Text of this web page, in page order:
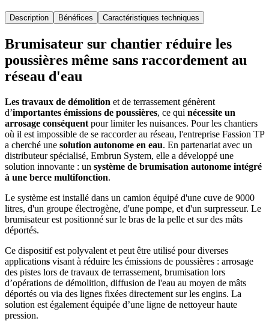
Description Bénéfices Caractéristiques techniques
Brumisateur sur chantier réduire les
poussières même sans raccordement au
réseau d'eau
Les travaux de démolition et de terrassement génèrent
d’importantes émissions de poussières, ce qui nécessite un
arrosage conséquent pour limiter les nuisances. Pour les chantiers
où il est impossible de se raccorder au réseau, l'entreprise Fassion TP
a cherché une solution autonome en eau. En partenariat avec un
distributeur spécialisé, Embrun System, elle a développé une
solution innovante : un système de brumisation autonome intégré
à une berce multifonction.
Le système est installé dans un camion équipé d'une cuve de 9000
litres, d'un groupe électrogène, d'une pompe, et d'un surpresseur. Le
brumisateur est positionné sur le bras de la pelle et sur des mâts
déportés.
Ce dispositif est polyvalent et peut être utilisé pour diverses
applications visant à réduire les émissions de poussières : arrosage
des pistes lors de travaux de terrassement, brumisation lors
d’opérations de démolition, diffusion de l'eau au moyen de mâts
déportés ou via des lignes fixées directement sur les engins. La
solution est également équipée d’une ligne de nettoyeur haute
pression.